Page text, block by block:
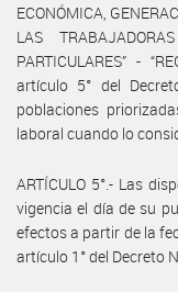
ECONÓMICA,
LAS
PARTICULARES” -
artículo 5° del
poblaciones
laboral cuando lo
ARTÍCULO 5°.- Las
vigencia el día de su
efectos a partir de la
artículo 1° del Decreto